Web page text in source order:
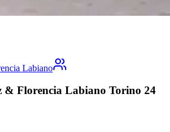
Labiano
& Florencia Labiano Torino 24